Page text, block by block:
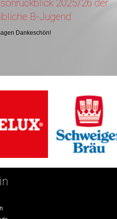
2025/26 der
B-Jugend
Dankeschön!